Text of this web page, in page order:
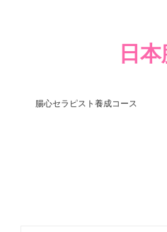
日
腸心セラピスト養成コース